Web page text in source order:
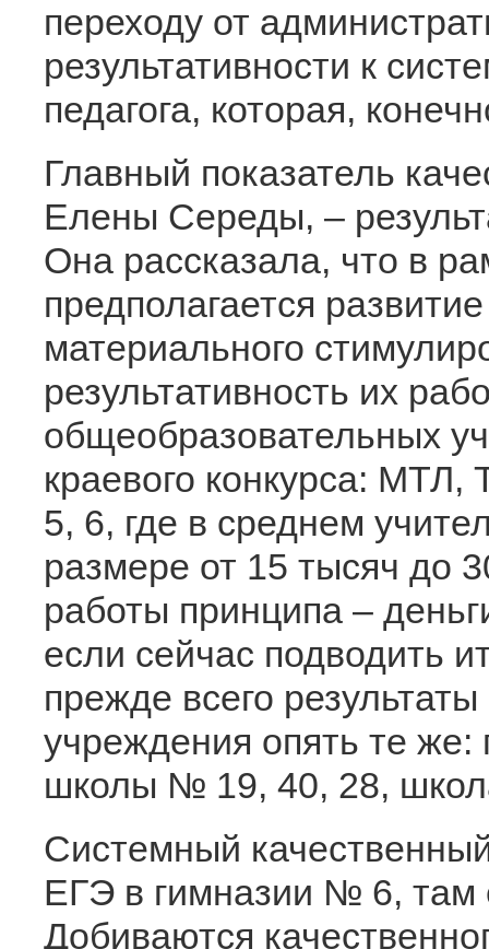
переходу от
результативности к
педагога, которая,
Главный показатель
Елены Середы, –
Она рассказала, что в
предполагается
материального
результативность их
общеобразовательных
краевого конкурса:
5, 6, где в среднем
размере от 15 тысяч до
работы принципа –
если сейчас подводить
прежде всего
учреждения опять те
школы № 19, 40, 28,
Системный
ЕГЭ в гимназии № 6, там
Добиваются